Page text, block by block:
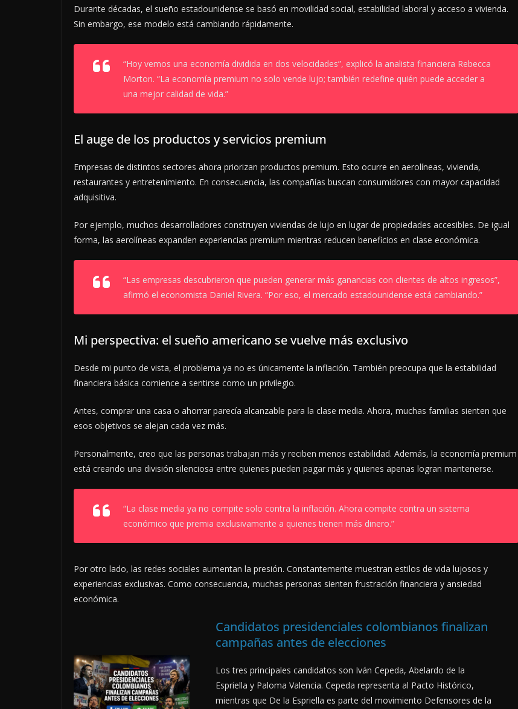
Durante décadas, el sueño estadounidense se basó en movilidad social, estabilidad laboral y acceso a vivienda.
Sin embargo, ese modelo está cambiando rápidamente.
“Hoy vemos una economía dividida en dos velocidades”, explicó la analista financiera Rebecca
Morton. “La economía premium no solo vende lujo; también redefine quién puede acceder a
una mejor calidad de vida.”
El auge de los productos y servicios premium
Empresas de distintos sectores ahora priorizan productos premium. Esto ocurre en aerolíneas, vivienda,
restaurantes y entretenimiento. En consecuencia, las compañías buscan consumidores con mayor capacidad
adquisitiva.
Por ejemplo, muchos desarrolladores construyen viviendas de lujo en lugar de propiedades accesibles. De igual
forma, las aerolíneas expanden experiencias premium mientras reducen beneficios en clase económica.
“Las empresas descubrieron que pueden generar más ganancias con clientes de altos ingresos”,
afirmó el economista Daniel Rivera. “Por eso, el mercado estadounidense está cambiando.”
Mi perspectiva: el sueño americano se vuelve más exclusivo
Desde mi punto de vista, el problema ya no es únicamente la inflación. También preocupa que la estabilidad
financiera básica comience a sentirse como un privilegio.
Antes, comprar una casa o ahorrar parecía alcanzable para la clase media. Ahora, muchas familias sienten que
esos objetivos se alejan cada vez más.
Personalmente, creo que las personas trabajan más y reciben menos estabilidad. Además, la economía premium
está creando una división silenciosa entre quienes pueden pagar más y quienes apenas logran mantenerse.
“La clase media ya no compite solo contra la inflación. Ahora compite contra un sistema
económico que premia exclusivamente a quienes tienen más dinero.”
Por otro lado, las redes sociales aumentan la presión. Constantemente muestran estilos de vida lujosos y
experiencias exclusivas. Como consecuencia, muchas personas sienten frustración financiera y ansiedad
económica.
Candidatos presidenciales colombianos finalizan
campañas antes de elecciones
Los tres principales candidatos son Iván Cepeda, Abelardo de la
Espriella y Paloma Valencia. Cepeda representa al Pacto Histórico,
mientras que De la Espriella es parte del movimiento Defensores de la